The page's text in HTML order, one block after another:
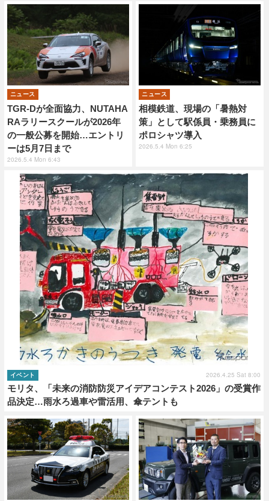
TGR-Dが全面協力、NUTAHA
RAラリースクールが2026年
の一般公募を開始…エントリ
ーは5月7日まで
ニュース
2026.5.4 Mon 6:43
相模鉄道、現場の「暑熱対
策」として駅係員・乗務員に
ポロシャツ導入
ニュース
2026.5.4 Mon 6:25
モリタ、「未来の消防防災アイデアコンテスト2026」の受賞作
品決定…雨水ろ過車や雷活用、傘テントも
イベント 2026.4.25 Sat 8:00